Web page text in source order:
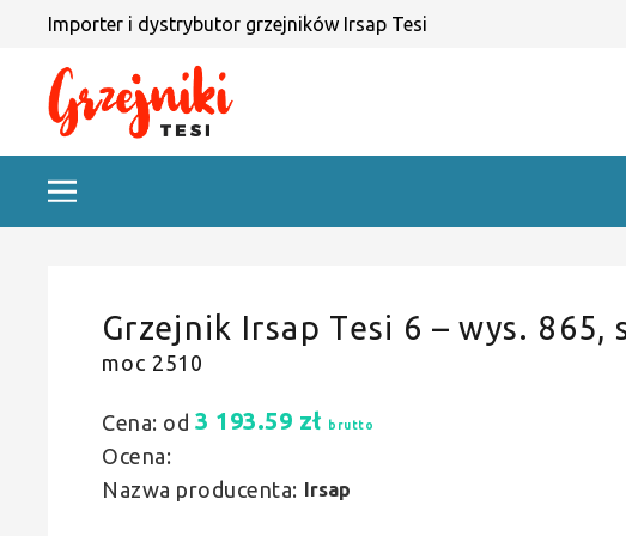
Importer i dystrybutor grzejników Irsap Tesi
Grzejnik Irsap Tesi 6 – wys. 865,
moc 2510
Cena: od 3 193.59 zł brutto
Ocena:
Nazwa producenta: Irsap